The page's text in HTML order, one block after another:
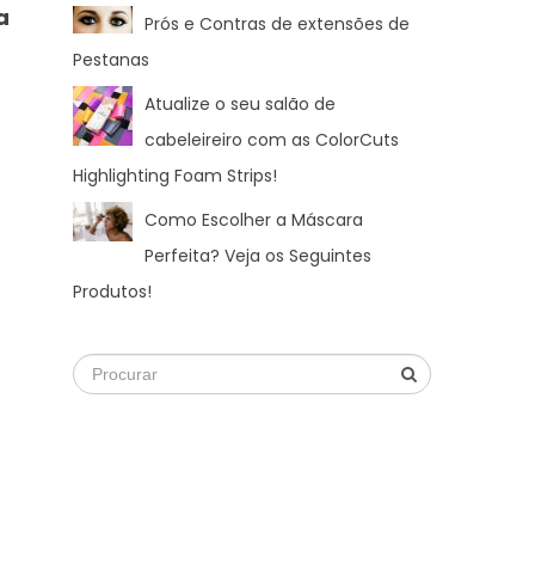
Prós e Contras de extensões de
Pestanas
Atualize o seu salão de
cabeleireiro com as ColorCuts
Highlighting Foam Strips!
Como Escolher a Máscara
Perfeita? Veja os Seguintes
Produtos!